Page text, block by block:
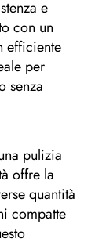
e
con un
efficiente
per
senza
pulizia
offre la
quantità
compatte